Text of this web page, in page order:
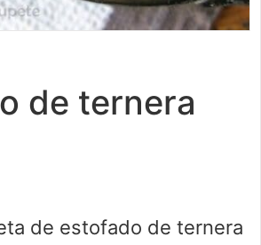
de ternera
de estofado de ternera